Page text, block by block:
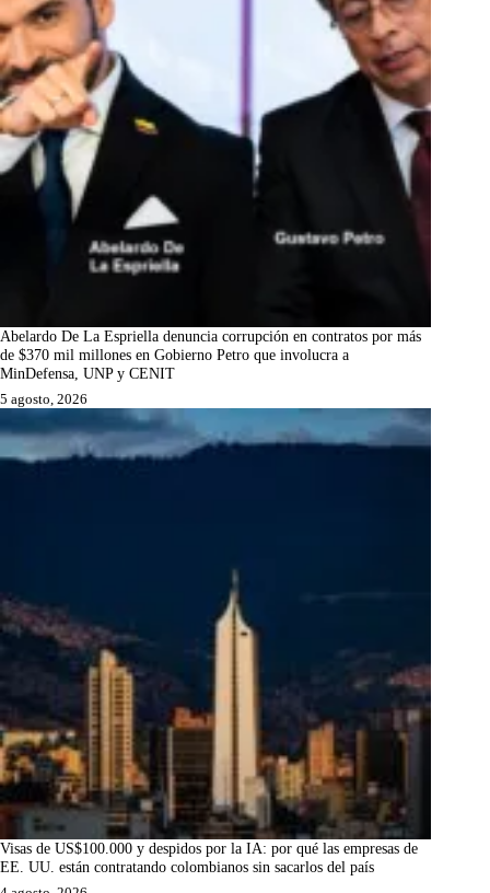
Abelardo De La Espriella denuncia corrupción en contratos por más
de $370 mil millones en Gobierno Petro que involucra a
MinDefensa, UNP y CENIT
5 agosto, 2026
Visas de US$100.000 y despidos por la IA: por qué las empresas de
EE. UU. están contratando colombianos sin sacarlos del país